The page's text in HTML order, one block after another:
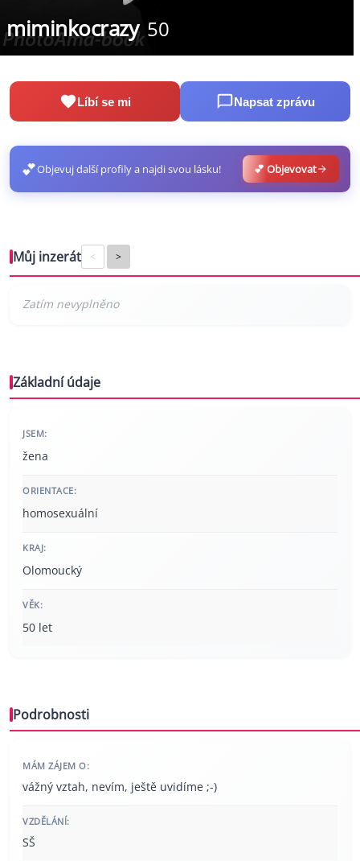
miminkocrazy 50
Líbí se mi Napsat zprávu
💕Objevuj další profily a najdi svou lásku! 💕 Objevovat
Můj inzerát < >
Základní údaje
JSEM:
žena
ORIENTACE:
homosexuální
KRAJ:
Olomoucký
VĚK:
50 let
Podrobnosti
MÁM ZÁJEM O:
vážný vztah, nevím, ještě uvidíme ;-)
VZDĚLÁNÍ:
SŠ